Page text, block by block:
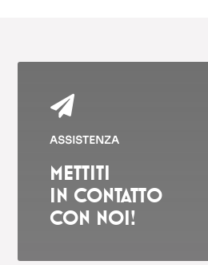

ASSISTENZA
METTITI
IN CONTATTO
CON NOI!